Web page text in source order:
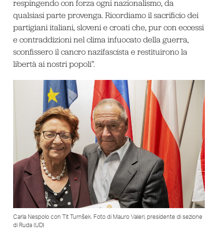
respingendo con forza ogni nazionalismo, da
qualsiasi parte provenga. Ricordiamo il sacrificio dei
partigiani italiani, sloveni e croati che, pur con eccessi
e contraddizioni nel clima infuocato della guerra,
sconfissero il cancro nazifascista e restituirono la
libertà ai nostri popoli”.
Carla Nespolo con Tit Turnšek. Foto di Mauro Valeri, presidente di sezione
di Ruda (UD)